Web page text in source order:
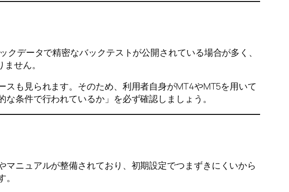
データで精密なバックテストが公開されている場合が多く、
せん。
も見られます。そのため、利用者自身がMT4やMT5を用いて
条件で行われているか」を必ず確認しましょう。
ニュアルが整備されており、初期設定でつまずきにくいから